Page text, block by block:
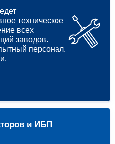
техническое
всех
заводов.
персонал.
и ИБП